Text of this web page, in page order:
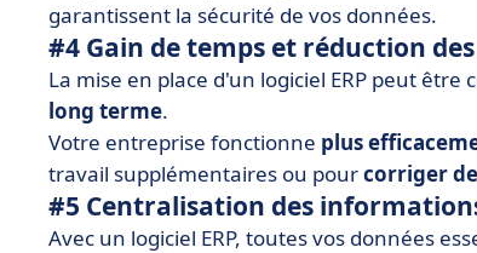
garantissent la sécurité de vos données.
#4 Gain de temps et réduction
La mise en place d'un logiciel ERP peut
long terme.
Votre entreprise fonctionne plus
travail supplémentaires ou pourcorriger
#5 Centralisation des
Avec un logiciel ERP, toutes vos données